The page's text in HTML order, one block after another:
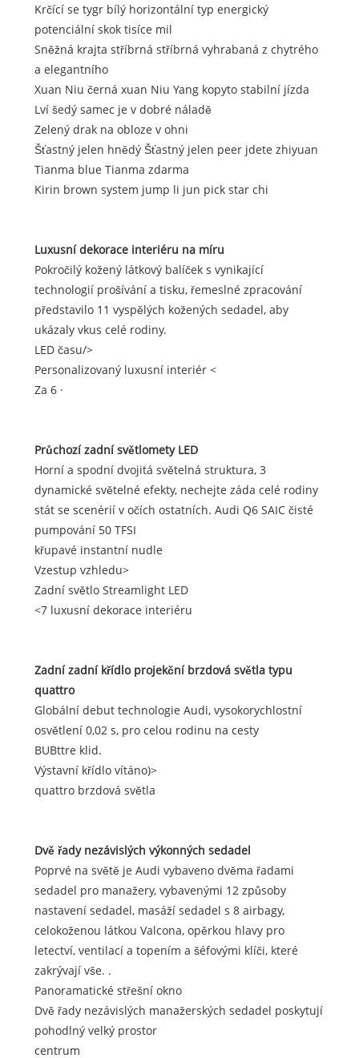
Krčící se tygr bílý horizontální typ energický
potenciální skok tisíce mil
Sněžná krajta stříbrná stříbrná vyhrabaná z chytrého
a elegantního
Xuan Niu černá xuan Niu Yang kopyto stabilní jízda
Lví šedý samec je v dobré náladě
Zelený drak na obloze v ohni
Šťastný jelen hnědý Šťastný jelen peer jdete zhiyuan
Tianma blue Tianma zdarma
Kirin brown system jump li jun pick star chi
Luxusní dekorace interiéru na míru
Pokročilý kožený látkový balíček s vynikající
technologií prošívání a tisku, řemeslné zpracování
představilo 11 vyspělých kožených sedadel, aby
ukázaly vkus celé rodiny.
LED času/>
Personalizovaný luxusní interiér <
Za 6 ·
Průchozí zadní světlomety LED
Horní a spodní dvojitá světelná struktura, 3
dynamické světelné efekty, nechejte záda celé rodiny
stát se scenérií v očích ostatních. Audi Q6 SAIC čisté
pumpování 50 TFSI
křupavé instantní nudle
Vzestup vzhledu>
Zadní světlo Streamlight LED
<7 luxusní dekorace interiéru
Zadní zadní křídlo projekční brzdová světla typu
quattro
Globální debut technologie Audi, vysokorychlostní
osvětlení 0,02 s, pro celou rodinu na cesty
BUBttre klid.
Výstavní křídlo vítáno)>
quattro brzdová světla
Dvě řady nezávislých výkonných sedadel
Poprvé na světě je Audi vybaveno dvěma řadami
sedadel pro manažery, vybavenými 12 způsoby
nastavení sedadel, masáží sedadel s 8 airbagy,
celokoženou látkou Valcona, opěrkou hlavy pro
letectví, ventilací a topením a šéfovými klíči, které
zakrývají vše. .
Panoramatické střešní okno
Dvě řady nezávislých manažerských sedadel poskytují
pohodlný velký prostor
centrum